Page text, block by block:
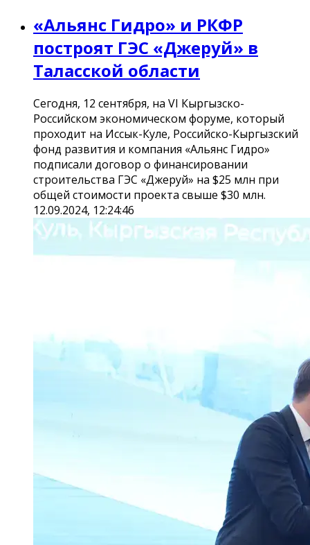
«Альянс Гидро» и РКФР
построят ГЭС «Джеруй» в
Таласской области
Сегодня, 12 сентября, на VI Кыргызско-
Российском экономическом форуме, который
проходит на Иссык-Куле, Российско-Кыргызский
фонд развития и компания «Альянс Гидро»
подписали договор о финансировании
строительства ГЭС «Джеруй» на $25 млн при
общей стоимости проекта свыше $30 млн.
12.09.2024, 12:24:46